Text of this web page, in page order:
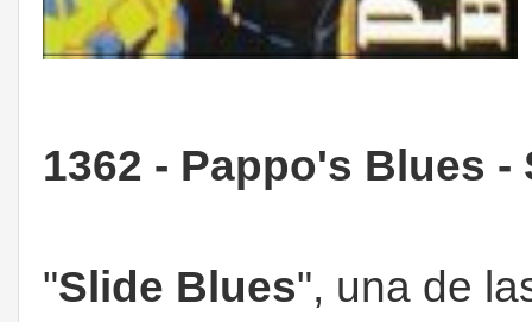
1362 - Pappo's Blues -
"Slide Blues", una de